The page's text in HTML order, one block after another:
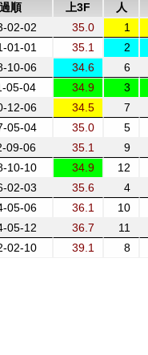
順 上3F 人
02-02 35.0 1
01-01 35.1 2
10-06 34.6 6
05-04 34.9 3
12-06 34.5 7
05-04 35.0 5
09-06 35.1 9
10-10 34.9 12
02-03 35.6 4
05-06 36.1 10
05-12 36.7 11
02-10 39.1 8